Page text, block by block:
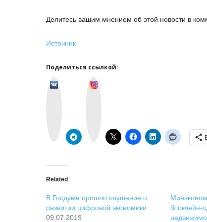
Делитесь вашим мнением об этой новости в
Источник
Поделиться ссылкой:
Related
В Госдуме прошло слушание о
развитии цифровой экономики
09.07.2019
блокчейн-